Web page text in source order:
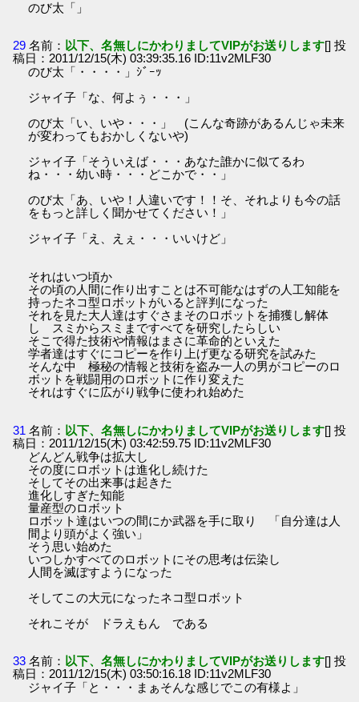
のび太「」
29 名前： 以下、名無しにかわりましてVIPがお送りします[] 投
稿日：2011/12/15(木) 03:39:35.16 ID:11v2MLF30
のび太「・・・・」ｼﾞｰｯ
ジャイ子「な、何よぅ・・・」
のび太「い、いや・・・」 (こんな奇跡があるんじゃ未来
が変わってもおかしくないや)
ジャイ子「そういえば・・・あなた誰かに似てるわ
ね・・・幼い時・・・どこかで・・」
のび太「あ、いや！人違いです！！そ、それよりも今の話
をもっと詳しく聞かせてください！」
ジャイ子「え、えぇ・・・いいけど」
それはいつ頃か
その頃の人間に作り出すことは不可能なはずの人工知能を
持ったネコ型ロボットがいると評判になった
それを見た大人達はすぐさまそのロボットを捕獲し解体
し スミからスミまですべてを研究したらしい
そこで得た技術や情報はまさに革命的といえた
学者達はすぐにコピーを作り上げ更なる研究を試みた
そんな中 極秘の情報と技術を盗み一人の男がコピーのロ
ボットを戦闘用のロボットに作り変えた
それはすぐに広がり戦争に使われ始めた
31 名前： 以下、名無しにかわりましてVIPがお送りします[] 投
稿日：2011/12/15(木) 03:42:59.75 ID:11v2MLF30
どんどん戦争は拡大し
その度にロボットは進化し続けた
そしてその出来事は起きた
進化しすぎた知能
量産型のロボット
ロボット達はいつの間にか武器を手に取り 「自分達は人
間より頭がよく強い」
そう思い始めた
いつしかすべてのロボットにその思考は伝染し
人間を滅ぼすようになった
そしてこの大元になったネコ型ロボット
それこそが ドラえもん である
33 名前： 以下、名無しにかわりましてVIPがお送りします[] 投
稿日：2011/12/15(木) 03:50:16.18 ID:11v2MLF30
ジャイ子「と・・・まぁそんな感じでこの有様よ」